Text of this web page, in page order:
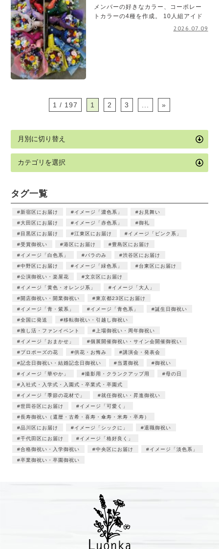
メンバーの好きなカラー、コーポレー
トカラーの4種を作成。 10人組アイド
2026.07.09
1 / 197 1 2 3 »
タグ一覧
新宿区にお届け イメージ「濃色系」
お見舞い
大田区にお届け
イメージ「赤色系」
御礼
目黒区にお届け
江東区にお届け
イメージ「ピンク系」
受賞御祝い
港区にお届け
豊島区にお届け
イメージ「白色系」
バラのみ
渋谷区にお届け
中野区にお届け
イメージ「緑色系」
台東区にお届け
公演御祝い・楽屋花
文京区にお届け
イメージ「黄色・オレンジ系」
イメージ「大人」
開店御祝い・開業御祝い
東京都23区にお届け
イメージ「青・紫系」
イメージ「青色系」
誕生日御祝い
全国に発送
移転御祝い・引越し御祝い
推し活・ファンイベント
上場御祝い・周年御祝い
イメージ「おまかせ」
個展開催御祝い・サイン会開催御祝い
プロポーズの花
供花・お悔み
講演会・発表会
記念日御祝い・結婚記念日御祝い
当選御祝
御祝い
イメージ「華やか」
撮影用・クランクアップ用
母の日
入社式・入学式・入園式・卒業式・卒園式
イメージ「季節の花材で」
就任御祝い・昇進御祝い
世田谷区にお届け
イメージ「可愛く」
長寿御祝い（還暦・古希・喜寿・傘寿・米寿・卒寿）
品川区にお届け
イメージ「シックに」
退職御祝い
千代田区にお届け
イメージ「格好良く」
合格御祝い・入学御祝い
中央区にお届け
イメージ「淡色系」
卒業御祝い・卒園御祝い